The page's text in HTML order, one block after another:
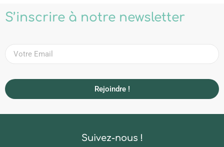
S’inscrire à notre newsletter
Rejoindre !
Suivez-nous !